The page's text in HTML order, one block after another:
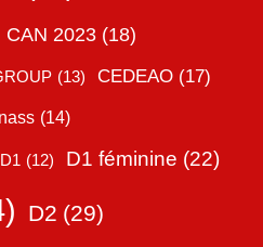
CAN 2023 (18)
(13) CEDEAO (17)
(14)
D1 (12) D1 féminine (22)
D2 (29)